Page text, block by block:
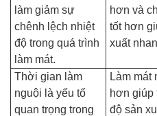
làm giảm sự
chênh lệch nhiệt
độ trong quá trình
làm mát.
hơn và
tốt hơn
xuất
Thời gian làm
nguội là yếu tố
quan trọng trong
Làm mát
hơn giúp
độ sản